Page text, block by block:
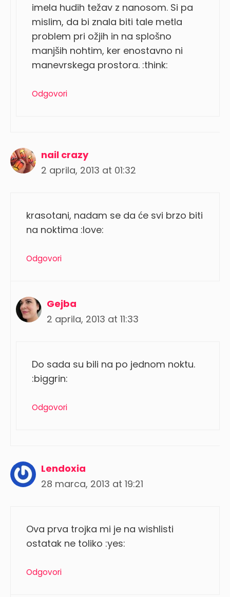
imela hudih težav z nanosom. Si pa
mislim, da bi znala biti tale metla
problem pri ožjih in na splošno
manjših nohtim, ker enostavno ni
manevrskega prostora. :think:
Odgovori
nail crazy
2 aprila, 2013 at 01:32
krasotani, nadam se da će svi brzo biti
na noktima :love:
Odgovori
Gejba
2 aprila, 2013 at 11:33
Do sada su bili na po jednom noktu.
:biggrin:
Odgovori
Lendoxia
28 marca, 2013 at 19:21
Ova prva trojka mi je na wishlisti
ostatak ne toliko :yes:
Odgovori